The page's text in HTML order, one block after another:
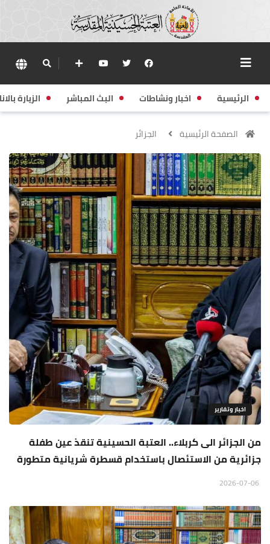
الرئيسية اخبار ونشاطات البث المباشر الزيارة
الصفحة الرئيسية الجزائر
اخبار وتقارير
من الجزائر الى كربلاء.. العتبة الحسينية تنقذ عين طفلة
جزائرية من الاستئصال باستخدام قسطرة شريانية متطورة